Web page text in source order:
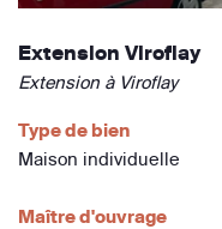
Extension Viroflay
Extension à Viroflay
Type de bien
Maison individuelle
Maître d'ouvrage